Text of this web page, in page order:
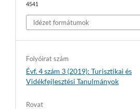
4541
Idézet formátumok
Folyóirat szám
Évf. 4 szám 3 (2019): Turisztikai és
Vidékfejlesztési Tanulmányok
Rovat